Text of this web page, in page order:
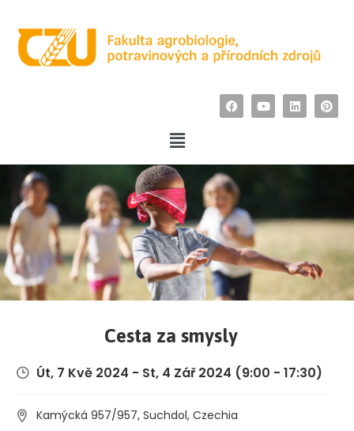
Cesta za smysly
Út, 7 Kvě 2024 - St, 4 Zář 2024 (9:00 - 17:30)
Kamýcká 957/957, Suchdol, Czechia